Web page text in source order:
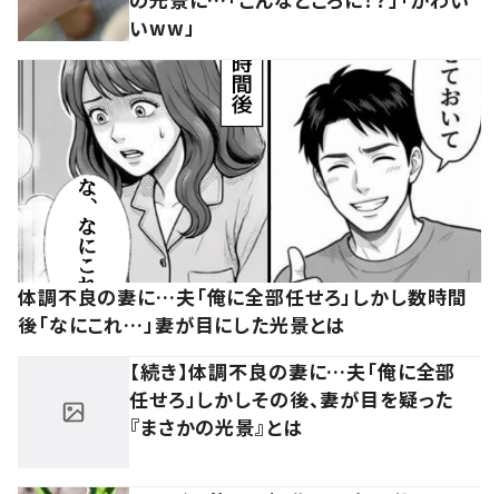
いww」
体調不良の妻に…夫「俺に全部任せろ」しかし数時間
後「なにこれ…」妻が目にした光景とは
【続き】体調不良の妻に…夫「俺に全部
任せろ」しかしその後、妻が目を疑った
『まさかの光景』とは